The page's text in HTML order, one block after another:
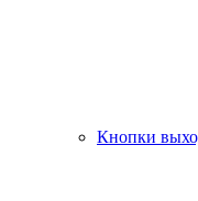
Кнопки